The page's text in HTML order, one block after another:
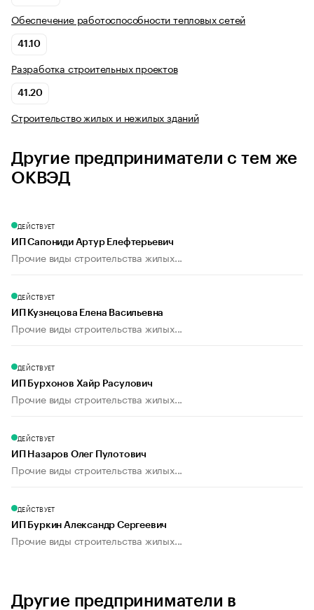
Обеспечение работоспособности тепловых сетей
41.10
Разработка строительных проектов
41.20
Строительство жилых и нежилых зданий
Другие предприниматели с тем же
ОКВЭД
ДЕЙСТВУЕТ
ИП Сапониди Артур Елефтерьевич
Прочие виды строительства жилых...
ДЕЙСТВУЕТ
ИП Кузнецова Елена Васильевна
Прочие виды строительства жилых...
ДЕЙСТВУЕТ
ИП Бурхонов Хайр Расулович
Прочие виды строительства жилых...
ДЕЙСТВУЕТ
ИП Назаров Олег Пулотович
Прочие виды строительства жилых...
ДЕЙСТВУЕТ
ИП Буркин Александр Сергеевич
Прочие виды строительства жилых...
Другие предприниматели в